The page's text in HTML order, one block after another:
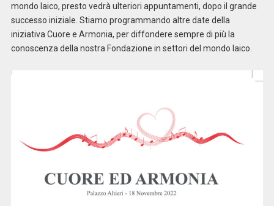
mondo laico, presto vedrà ulteriori appuntamenti, dopo il grande
successo iniziale. Stiamo programmando altre date della
iniziativa Cuore e Armonia, per diffondere sempre di più la
conoscenza della nostra Fondazione in settori del mondo laico.